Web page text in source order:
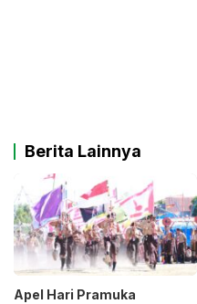
Berita Lainnya
Apel Hari Pramuka